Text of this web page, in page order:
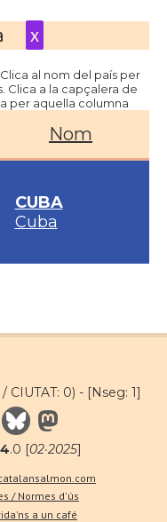
x
al nom del país per
Clica a la capçalera de
per aquella columna
Nom
CUBA
Cuba
CIUTAT: 0) - [Nseg: 1]
4.0 [02·2025]
/ Normes d'ús
a un café